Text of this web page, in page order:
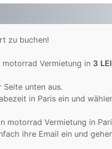
zu buchen!
Vermietung in 3
unten aus.
in Paris ein und
motorrad Vermietung in
ihre Email ein und